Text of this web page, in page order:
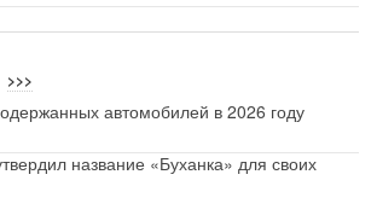
>>>
автомобилей в 2026 году
название «Буханка» для своих